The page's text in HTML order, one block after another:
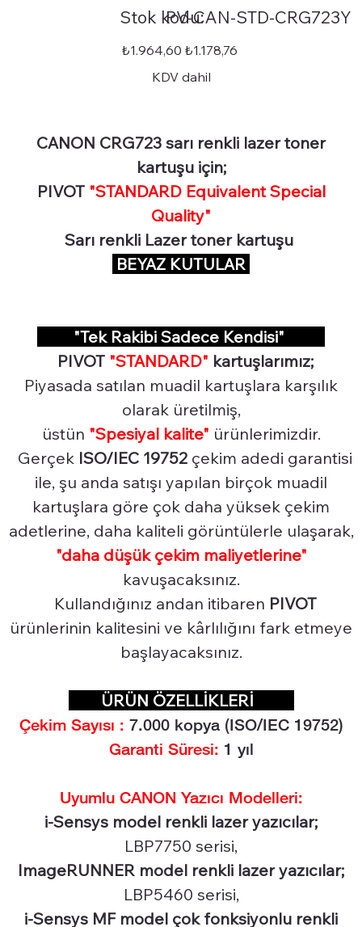
Stok kodu:
kodu:
STD-
CRG723Y
PV-CAN-STD-CRG723Y
Orijinal
fiyat
₺1.964,60 İndirimli
fiyat
₺1.178,76
KDV dahil
CANON CRG723 sarı renkli lazer toner
kartuşu için;
PIVOT "STANDARD Equivalent Special
Quality"
Sarı renkli Lazer toner kartuşu
BEYAZ KUTULAR
"Tek Rakibi Sadece Kendisi"
PIVOT "STANDARD" kartuşlarımız;
Piyasada satılan muadil kartuşlara karşılık
olarak üretilmiş,
üstün "Spesiyal kalite" ürünlerimizdir.
Gerçek ISO/IEC 19752 çekim adedi garantisi
ile, şu anda satışı yapılan birçok muadil
kartuşlara göre çok daha yüksek çekim
adetlerine, daha kaliteli görüntülerle ulaşarak,
"daha düşük çekim maliyetlerine"
kavuşacaksınız.
Kullandığınız andan itibaren PIVOT
ürünlerinin kalitesini ve kârlılığını fark etmeye
başlayacaksınız.
ÜRÜN ÖZELLİKLERİ
Çekim Sayısı : 7.000 kopya (ISO/IEC 19752)
Garanti Süresi: 1 yıl
Uyumlu CANON Yazıcı Modelleri:
i-Sensys model renkli lazer yazıcılar;
LBP7750 serisi,
ImageRUNNER model renkli lazer yazıcılar;
LBP5460 serisi,
i-Sensys MF model çok fonksiyonlu renkli